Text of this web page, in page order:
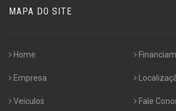
MAPA DO SITE
Home
Empresa
Veículos Fale